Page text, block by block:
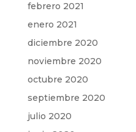
febrero 2021
enero 2021
diciembre 2020
noviembre 2020
octubre 2020
septiembre 2020
julio 2020